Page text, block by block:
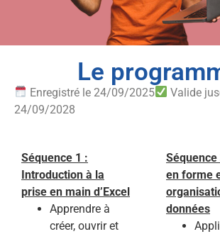
Le
Enregistré le 24/09/2025
Valide
24/09/2028
Séquence 1 :
Introduction à la
prise en main d’Excel
Apprendre à
créer, ouvrir et
en forme
données